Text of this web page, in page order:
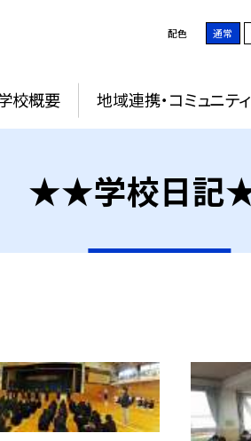
配色 通常
校概要 地域連携・コミュニテ
★★学校日